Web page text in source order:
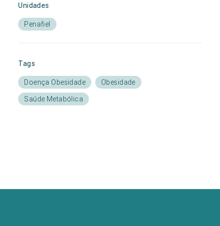
Unidades
Penafiel
Tags
Doença Obesidade
Obesidade
Saúde Metabólica